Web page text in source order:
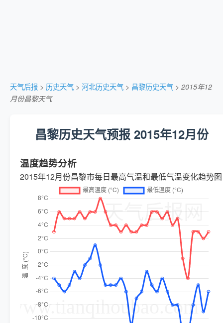
天气后报 > 历史天气 > 河北历史天气 > 昌黎历史天气 > 2015年12
月份昌黎天气
昌黎历史天气预报 2015年12月份
温度趋势分析
2015年12月份昌黎市每日最高气温和最低气温变化趋势图